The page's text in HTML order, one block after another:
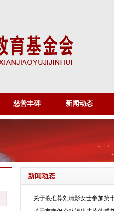
慈善丰碑 新闻动态
新闻动态
关于拟推荐刘清影女士参加第